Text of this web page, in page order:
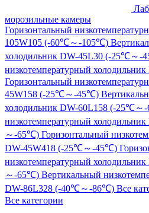
морозильные камеры
Горизонтальный
105W105 (-60℃～-105℃)
холодильник DW-45L30 (-25℃～-
низкотемпературный
Горизонтальный
45W158 (-25℃～-45℃)
холодильник DW-60L158 (-25℃
низкотемпературный
～-65℃) Горизонтальный
DW-45W418 (-25℃～-45℃)
низкотемпературный
～-65℃) Вертикальный
DW-86L328 (-40℃～-86℃) Все
Все категории